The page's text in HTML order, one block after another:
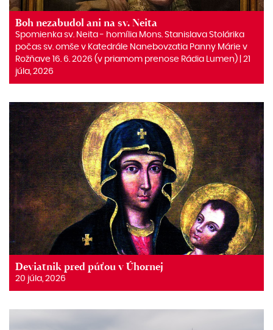
Boh nezabudol ani na sv. Neita
Spomienka sv. Neita ‒ homília Mons. Stanislava Stolárika
počas sv. omše v Katedrále Nanebovzatia Panny Márie v
Rožňave 16. 6. 2026 (v priamom prenose Rádia Lumen) | 21
júla, 2026
Deviatnik pred púťou v Úhornej
20 júla, 2026